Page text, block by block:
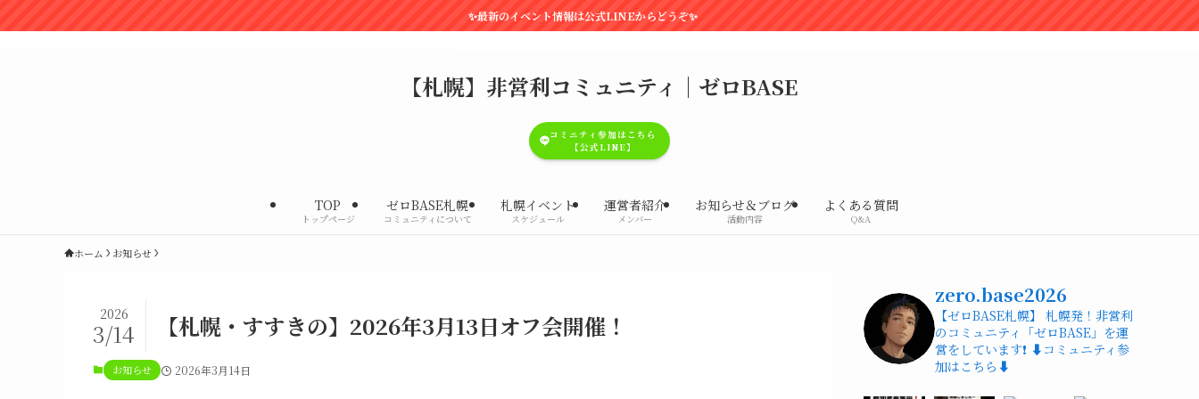
✨最新のイベント情報は公式LINEからどうぞ✨
【札幌】非営利コミュニティ｜ゼロBASE
TOP
トップページ
ゼロBASE札幌
コミュニティについて
札幌イベント
スケジュール
運営者紹介
メンバー
お知らせ＆ブログ
活動内容
よくある質問
Q&A
コミニティ参加はこちら
【公式LINE】
ホーム お知らせ
【札幌・すすきの】2026年3月13日オフ会開催！
2026
3/14
お知らせ 2026年3月14日
zero.base2026
【ゼロBASE札幌】 札幌発！非営利
のコミュニティ「ゼロBASE」を運
営をしています❗️ ⬇️コミュニティ参
加はこちら⬇️